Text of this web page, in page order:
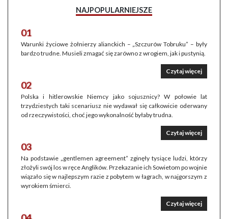
NAJPOPULARNIEJSZE
01
Warunki życiowe żołnierzy alianckich – „Szczurów Tobruku” – były
bardzo trudne. Musieli zmagać się zarówno z wrogiem, jak i pustynią.
Czytaj więcej
02
Polska i hitlerowskie Niemcy jako sojusznicy? W połowie lat
trzydziestych taki scenariusz nie wydawał się całkowicie oderwany
od rzeczywistości, choć jego wykonalność byłaby trudna.
Czytaj więcej
03
Na podstawie „gentlemen agreement” zginęły tysiące ludzi, którzy
złożyli swój los w ręce Anglików. Przekazanie ich Sowietom po wojnie
wiązało się w najlepszym razie z pobytem w łagrach, w najgorszym z
wyrokiem śmierci.
Czytaj więcej